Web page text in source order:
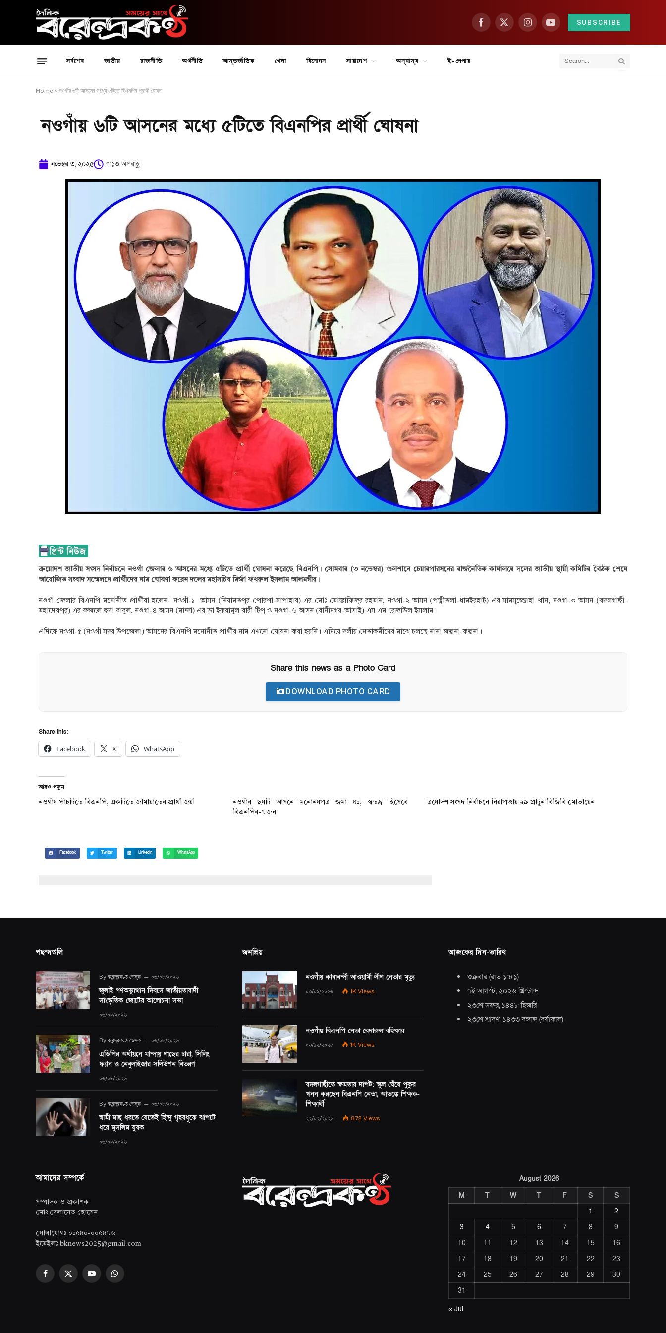
Facebook
X
InstagramYouTubeSUBSCRIBE
সর্বশেষ জাতীয় রাজনীতি অর্থনীতি আন্তর্জাতিক খেলা বিনোদন সারাদেশ অন্যান্য ই-পেপার
Home » নওগাঁয় ৬টি আসনের মধ্যে ৫টিতে বিএনপির প্রার্থী ঘোষনা
নওগাঁয় ৬টি আসনের মধ্যে ৫টিতে বিএনপির প্রার্থী ঘোষনা
নভেম্বর ৩, ২০২৫ ৭:১৩ অপরাহ্ণ
ক্রয়োদশ জাতীয় সংসদ নির্বাচনে নওগাঁ জেলার ৬ আসনের মধ্যে ৫টিতে প্রার্থী ঘোষনা করেছে বিএনপি। সোমবার (৩ নভেম্বর) গুলশানে চেয়ারপারসনের রাজনৈতিক কার্যালয়ে দলের জাতীয় স্থায়ী কমিটির বৈঠক শেষে
আয়োজিত সংবাদ সম্মেলনে প্রার্থীদের নাম ঘোষণা করেন দলের মহাসচিব মির্জা ফখরুল ইসলাম আলমগীর।
নওগাঁ জেলার বিএনপি মনোনীত প্রার্থীরা হলেন- নওগাঁ-১ আসন (নিয়ামতপুর-পোরশা-সাপাহার) এর মোঃ মোস্তাফিজুর রহমান, নওগা-২ আসন (পত্নীতলা-ধামইরহাট) এর সামসুজ্জোহা খান, নওগা-৩ আসন (বদলগাছী-
মহাদেবপুর) এর ফজলে হুদা বাবুল, নওগা-৪ আসন (মান্দা) এর ডা ইকরামুল বারী টিপু ও নওগা-৬ আসন (রানীনগর-আত্রাই) এস এম রেজাউল ইসলাম।
এদিকে নওগা-৫ (নওগাঁ সদর উপজেলা) আসনের বিএনপি মনোনীত প্রার্থীর নাম এখনো ঘোষনা করা হয়নি। এনিয়ে দলীয় নেতাকর্মীদের মাঝে চলছে নানা জল্পনা-কল্পনা।
Share this news as a Photo Card
DOWNLOAD PHOTO CARD
Share this:
Facebook X WhatsApp
আরও পড়ুন
নওগাঁয় পাঁচটিতে বিএনপি, একটিতে জামায়াতের প্রার্থী জয়ী
নওগাঁর ছয়টি আসনে মনোনয়পত্র জমা ৪১, স্বতন্ত্র হিসেবে
বিএনপির-৭ জন
ত্রয়োদশ সংসদ নির্বাচনে নিরাপত্তায় ২৯ প্লাটুন বিজিবি মোতায়েন
Facebook Twitter LinkedIn WhatsApp
পছন্দগুলি
By বরেন্দ্রকণ্ঠ ডেস্ক ০৬/০৮/২০২৬
জুলাই গণঅভ্যুত্থান দিবসে জাতীয়তাবাদী
সাংস্কৃতিক জোটের আলোচনা সভা
০৬/০৮/২০২৬
By বরেন্দ্রকণ্ঠ ডেস্ক ০৬/০৮/২০২৬
এডিপির অর্থায়নে মান্দায় গাছের চারা, সিলিং
ফ্যান ও নেবুলাইজার সলিউশন বিতরণ
০৬/০৮/২০২৬
By বরেন্দ্রকণ্ঠ ডেস্ক ০৬/০৮/২০২৬
স্বামী মাছ ধরতে যেতেই হিন্দু গৃহবধূকে ঝাপটে
ধরে মুসলিম যুবক
০৬/০৮/২০২৬
জনপ্রিয়
নওগাঁয় কারাবন্দী আওয়ামী লীগ নেতার মৃত্যু
০৩/০১/২০২৬ 1K Views
নওগাঁয় বিএনপি নেতা বেদারুল বহিষ্কার
০৩/১২/২০২৫ 1K Views
বদলগাছীতে ক্ষমতার দাপট: স্কুল ঘেঁষে পুকুর
খনন করছেন বিএনপি নেতা, আতঙ্কে শিক্ষক-
শিক্ষার্থী
২২/০২/২০২৬ 872 Views
আজকের দিন-তারিখ
শুক্রবার(রাত ১:৪১)
৭ই আগস্ট, ২০২৬ খ্রিস্টাব্দ
২৩শে সফর, ১৪৪৮ হিজরি
২৩শে শ্রাবণ, ১৪৩৩ বঙ্গাব্দ (বর্ষাকাল)
আমাদের সম্পর্কে
সম্পাদক ও প্রকাশক
মোঃ বেলায়েত হোসেন
যোগাযোগঃ ০১৫৪০-০০৫৪৮৬
ইমেইলঃ bknews2025@gmail.com
Facebook
X
YouTubeWhatsApp
August 2026
M
T W T F S
S
1
2
3
4 5 6 7 8
9
10
11 12 13 14 15
16
17
18 19 20 21 22
23
24
25 26 27 28 29
30
31
« Jul